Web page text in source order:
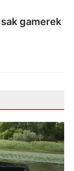
gamerek